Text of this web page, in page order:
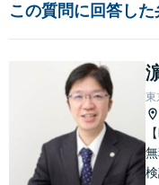
この質問に回答した
東